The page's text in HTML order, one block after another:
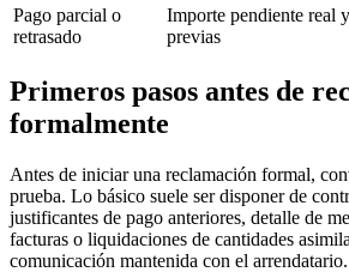
Pago parcial o
retrasado
Importe pendiente real
previas
Primeros pasos antes de
formalmente
Antes de iniciar una reclamación formal,
prueba. Lo básico suele ser disponer de
justificantes de pago anteriores, detalle de
facturas o liquidaciones de cantidades
comunicación mantenida con el arrendatario.